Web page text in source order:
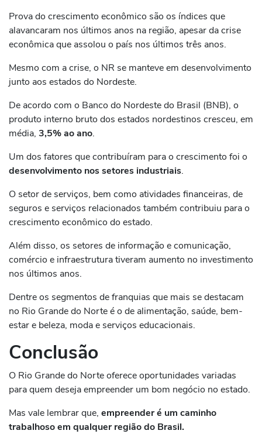
Prova do crescimento econômico são os índices que
alavancaram nos últimos anos na região, apesar da crise
econômica que assolou o país nos últimos três anos.
Mesmo com a crise, o NR se manteve em desenvolvimento
junto aos estados do Nordeste.
De acordo com o Banco do Nordeste do Brasil (BNB), o
produto interno bruto dos estados nordestinos cresceu, em
média, 3,5% ao ano.
Um dos fatores que contribuíram para o crescimento foi o
desenvolvimento nos setores industriais.
O setor de serviços, bem como atividades financeiras, de
seguros e serviços relacionados também contribuiu para o
crescimento econômico do estado.
Além disso, os setores de informação e comunicação,
comércio e infraestrutura tiveram aumento no investimento
nos últimos anos.
Dentre os segmentos de franquias que mais se destacam
no Rio Grande do Norte é o de alimentação, saúde, bem-
estar e beleza, moda e serviços educacionais.
Conclusão
O Rio Grande do Norte oferece oportunidades variadas
para quem deseja empreender um bom negócio no estado.
Mas vale lembrar que, empreender é um caminho
trabalhoso em qualquer região do Brasil.